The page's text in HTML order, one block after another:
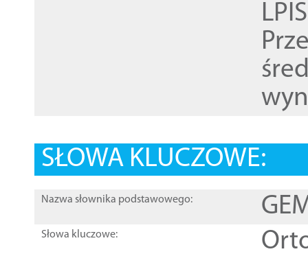
SŁOWA KLUCZOWE:
Nazwa słownika podstawowego:
Słowa kluczowe: